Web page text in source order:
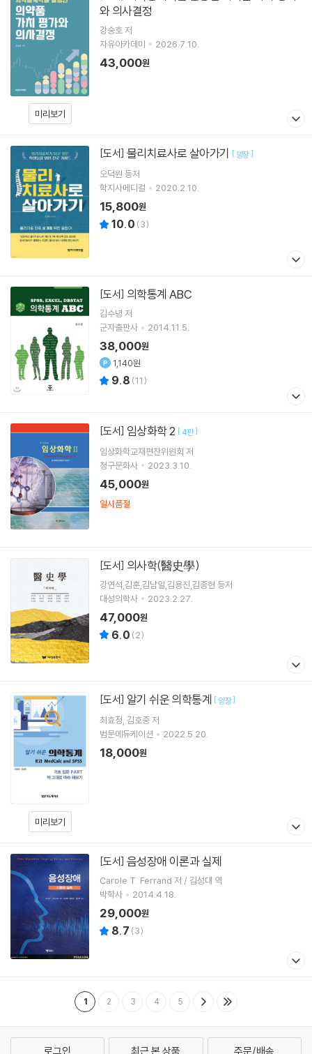
미리보기
와 의사결정
강승호저
자유아카데미
2026.7.10.
43,000원
[도서] 물리치료사로 살아가기 [ 양장]
오덕원 등저
학지사메디컬
2020.2.10.
15,800원
10.0 (3)
[도서] 의학통계 ABC
김수녕 저
군자출판사
2014.11.5.
38,000원
1,140원
9.8 (11)
[도서] 임상화학 2 [ 4판]
임상화학교재편찬위원회 저
청구문화사
2023.3.10.
45,000원
일시품절
[도서] 의사학(醫史學)
강연석,김훈,김남일,김용진,김종현 등저
대성의학사
2023.2.27.
47,000원
6.0 (2)
미리보기
[도서] 알기 쉬운 의학통계 [ 양장]
최효정 김호중저
범문에듀케이션
2022.5.20.
18,000원
[도서] 음성장애 이론과 실제
Carole T. Ferrand 저 / 김성대 역
박학사
2014.4.18.
29,000원
8.7 (3)
1 2 3 4 5
로그인 최근 본 상품 주문/배송